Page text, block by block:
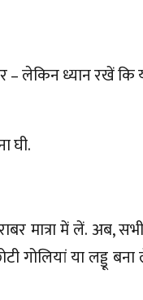
लेकिन ध्यान रखें कि
घी.
मात्रा में लें. अब,
गोलियां या लड्डू